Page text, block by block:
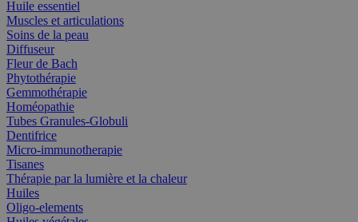
Huile essentiel
Muscles et articulations
Soins de la peau
Diffuseur
Fleur de Bach
Phytothérapie
Gemmothérapie
Homéopathie
Tubes Granules-Globuli
Dentifrice
Micro-immunotherapie
Tisanes
Thérapie par la lumière et la chaleur
Huiles
Oligo-elements